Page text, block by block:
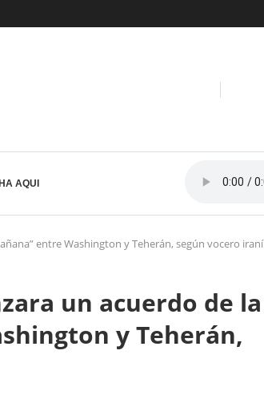
AQUI
entre Washington y Teherán, según vocero iraní
un acuerdo de la
y Teherán,